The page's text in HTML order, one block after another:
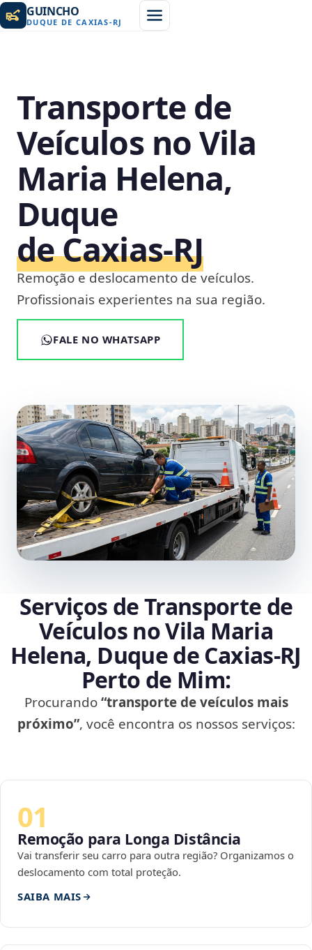
GUINCHO
DUQUE DE CAXIAS-RJ
Transporte de
Veículos no Vila
Maria Helena,
Duque
de Caxias‑RJ
Remoção e deslocamento de veículos.
Profissionais experientes na sua região.
FALE NO WHATSAPP
Serviços de Transporte de
Veículos no Vila Maria
Helena, Duque de Caxias‑RJ
Perto de Mim:
Procurando“transporte de veículos mais
próximo”, você encontra os nossos serviços:
01
Remoção para Longa Distância
Vai transferir seu carro para outra região? Organizamos o
deslocamento com total proteção.
SAIBA MAIS